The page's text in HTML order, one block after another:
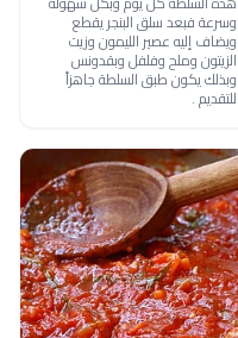
وسرعة فبعد سلق البنجر يقطع
ويضاف إليه عصير الليمون وزيت
الزيتون وملح وفلفل وبقدونس
وبذلك يكون طبق السلطة جاهزاً
للتقديم .